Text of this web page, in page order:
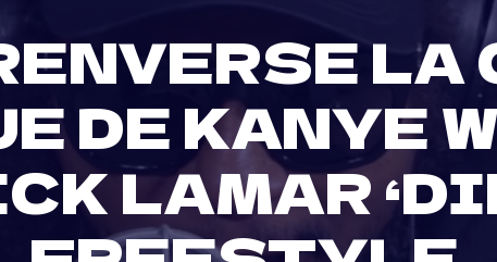
DE KANYE
LAMAR